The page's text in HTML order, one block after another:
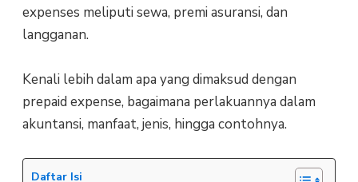
expenses meliputi sewa, premi asuransi, dan
langganan.
Kenali lebih dalam apa yang dimaksud dengan
prepaid expense, bagaimana perlakuannya dalam
akuntansi, manfaat, jenis, hingga contohnya.
Daftar Isi